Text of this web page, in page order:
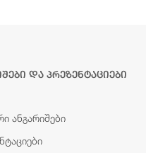
და პრეზენტაციები
ანგარიშები